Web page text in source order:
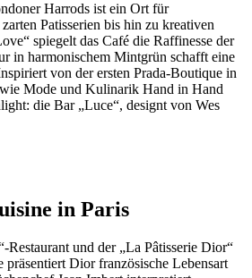
Harrods ist ein Ort für
Patisserien bis hin zu kreativen
spiegelt das Café die Raffinesse der
in harmonischem Mintgrün schafft eine
von der ersten Prada-Boutique in
Mode und Kulinarik Hand in Hand
die Bar „Luce“, designt von Wes
in Paris
und der „La Pâtisserie Dior“
präsentiert Dior französische Lebensart